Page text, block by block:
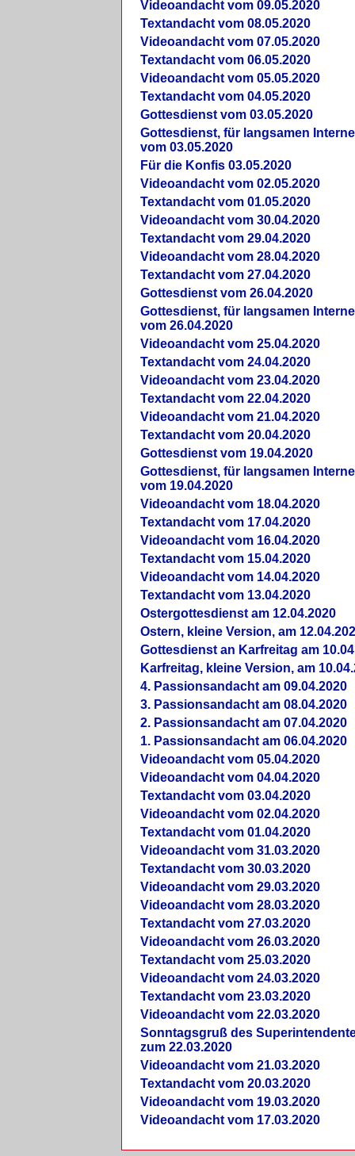
Videoandacht vom 09.05.2020
Textandacht vom 08.05.2020
Videoandacht vom 07.05.2020
Textandacht vom 06.05.2020
Videoandacht vom 05.05.2020
Textandacht vom 04.05.2020
Gottesdienst vom 03.05.2020
Gottesdienst, für langsamen
vom 03.05.2020
Für die Konfis 03.05.2020
Videoandacht vom 02.05.2020
Textandacht vom 01.05.2020
Videoandacht vom 30.04.2020
Textandacht vom 29.04.2020
Videoandacht vom 28.04.2020
Textandacht vom 27.04.2020
Gottesdienst vom 26.04.2020
Gottesdienst, für langsamen
vom 26.04.2020
Videoandacht vom 25.04.2020
Textandacht vom 24.04.2020
Videoandacht vom 23.04.2020
Textandacht vom 22.04.2020
Videoandacht vom 21.04.2020
Textandacht vom 20.04.2020
Gottesdienst vom 19.04.2020
Gottesdienst, für langsamen
vom 19.04.2020
Videoandacht vom 18.04.2020
Textandacht vom 17.04.2020
Videoandacht vom 16.04.2020
Textandacht vom 15.04.2020
Videoandacht vom 14.04.2020
Textandacht vom 13.04.2020
Ostergottesdienst am 12.04.2020
Ostern, kleine Version, am
Gottesdienst an Karfreitag am
Karfreitag, kleine Version, am
4. Passionsandacht am 09.04.2020
3. Passionsandacht am 08.04.2020
2. Passionsandacht am 07.04.2020
1. Passionsandacht am 06.04.2020
Videoandacht vom 05.04.2020
Videoandacht vom 04.04.2020
Textandacht vom 03.04.2020
Videoandacht vom 02.04.2020
Textandacht vom 01.04.2020
Videoandacht vom 31.03.2020
Textandacht vom 30.03.2020
Videoandacht vom 29.03.2020
Videoandacht vom 28.03.2020
Textandacht vom 27.03.2020
Videoandacht vom 26.03.2020
Textandacht vom 25.03.2020
Videoandacht vom 24.03.2020
Textandacht vom 23.03.2020
Videoandacht vom 22.03.2020
Sonntagsgruß des
zum 22.03.2020
Videoandacht vom 21.03.2020
Textandacht vom 20.03.2020
Videoandacht vom 19.03.2020
Videoandacht vom 17.03.2020